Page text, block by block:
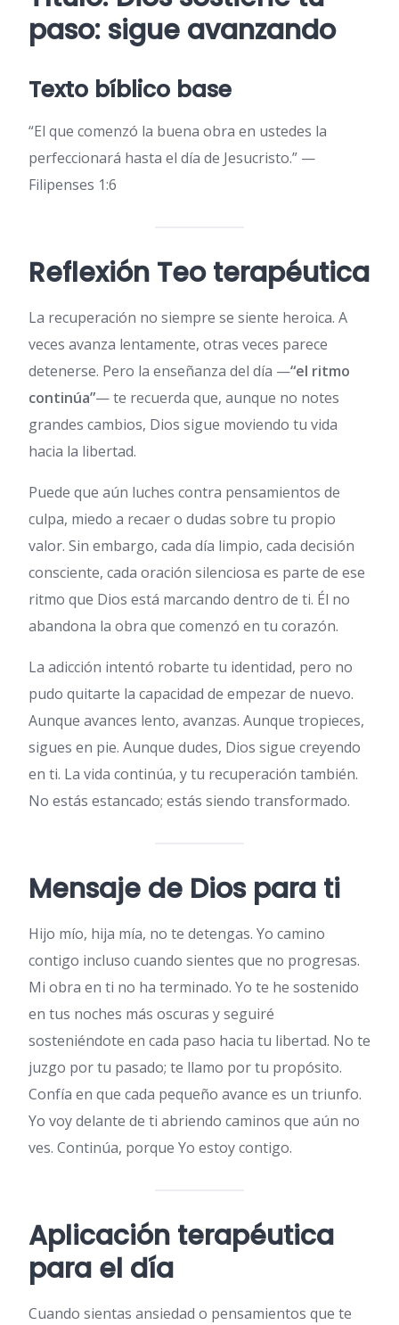
paso: sigue avanzando
Texto bíblico base
“El que comenzó la buena obra en ustedes la
perfeccionará hasta el día de Jesucristo.” —
Filipenses 1:6
Reflexión Teo terapéutica
La recuperación no siempre se siente heroica. A
veces avanza lentamente, otras veces parece
detenerse. Pero la enseñanza del día —“el ritmo
continúa”— te recuerda que, aunque no notes
grandes cambios, Dios sigue moviendo tu vida
hacia la libertad.
Puede que aún luches contra pensamientos de
culpa, miedo a recaer o dudas sobre tu propio
valor. Sin embargo, cada día limpio, cada decisión
consciente, cada oración silenciosa es parte de ese
ritmo que Dios está marcando dentro de ti. Él no
abandona la obra que comenzó en tu corazón.
La adicción intentó robarte tu identidad, pero no
pudo quitarte la capacidad de empezar de nuevo.
Aunque avances lento, avanzas. Aunque tropieces,
sigues en pie. Aunque dudes, Dios sigue creyendo
en ti. La vida continúa, y tu recuperación también.
No estás estancado; estás siendo transformado.
Mensaje de Dios para ti
Hijo mío, hija mía, no te detengas. Yo camino
contigo incluso cuando sientes que no progresas.
Mi obra en ti no ha terminado. Yo te he sostenido
en tus noches más oscuras y seguiré
sosteniéndote en cada paso hacia tu libertad. No te
juzgo por tu pasado; te llamo por tu propósito.
Confía en que cada pequeño avance es un triunfo.
Yo voy delante de ti abriendo caminos que aún no
ves. Continúa, porque Yo estoy contigo.
Aplicación terapéutica
para el día
Cuando sientas ansiedad o pensamientos que te